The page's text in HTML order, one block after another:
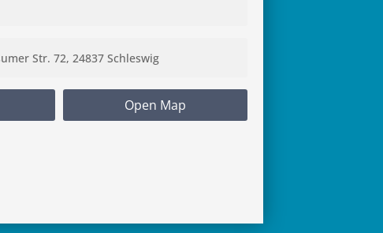
Open Map